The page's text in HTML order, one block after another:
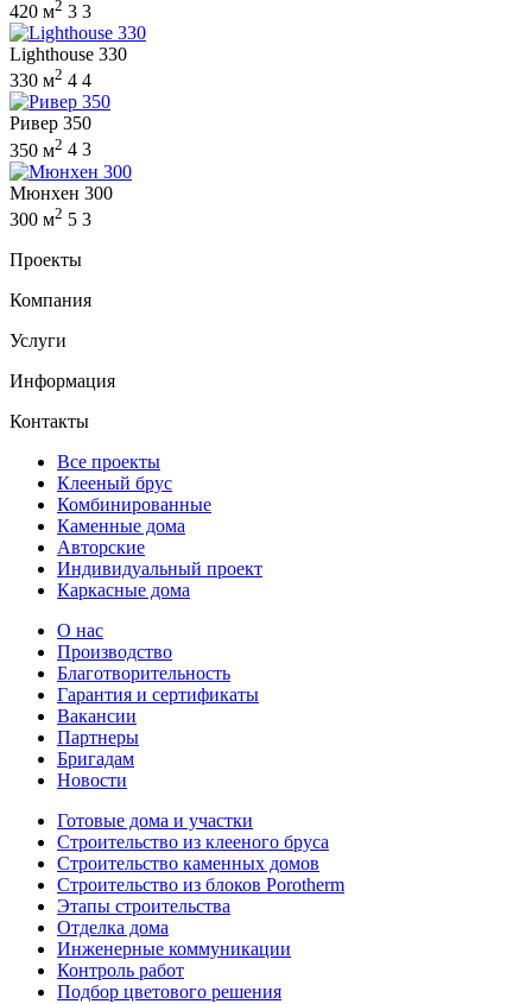
420 м2 3 3
Lighthouse 330
330 м2 4 4
Ривер 350
350 м2 4 3
Мюнхен 300
300 м2 5 3
Проекты
Компания
Услуги
Информация
Контакты
Все проекты
Клееный брус
Комбинированные
Каменные дома
Авторские
Индивидуальный проект
Каркасные дома
О нас
Производство
Благотворительность
Гарантия и сертификаты
Вакансии
Партнеры
Бригадам
Новости
Готовые дома и участки
Строительство из клееного бруса
Строительство каменных домов
Строительство из блоков Porotherm
Этапы строительства
Отделка дома
Инженерные коммуникации
Контроль работ
Подбор цветового решения